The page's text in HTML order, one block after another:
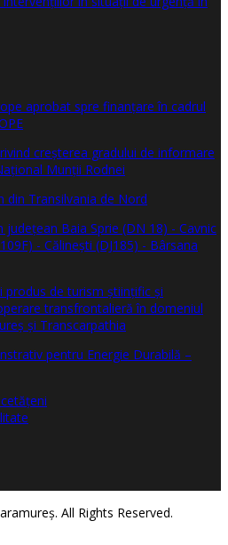
All Rights Reserved.